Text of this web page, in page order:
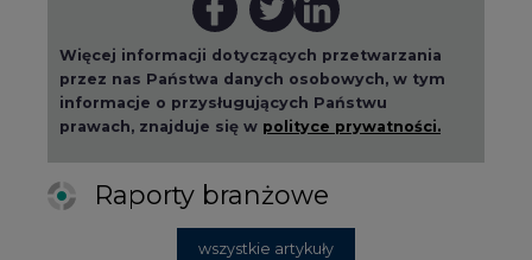
Więcej informacji dotyczących przetwarzania
przez nas Państwa danych osobowych, w tym
informacje o przysługujących Państwu
prawach, znajduje się w polityce prywatności.
Raporty branżowe
wszystkie artykuły